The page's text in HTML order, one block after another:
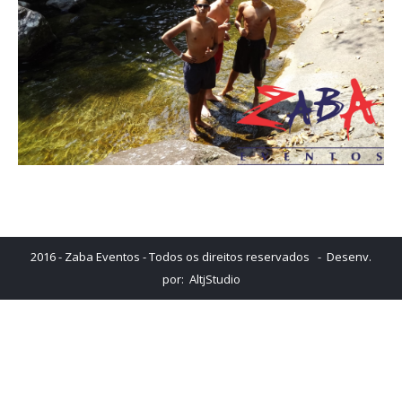
2016 - Zaba Eventos - Todos os direitos reservados - Desenv.
por: AltjStudio